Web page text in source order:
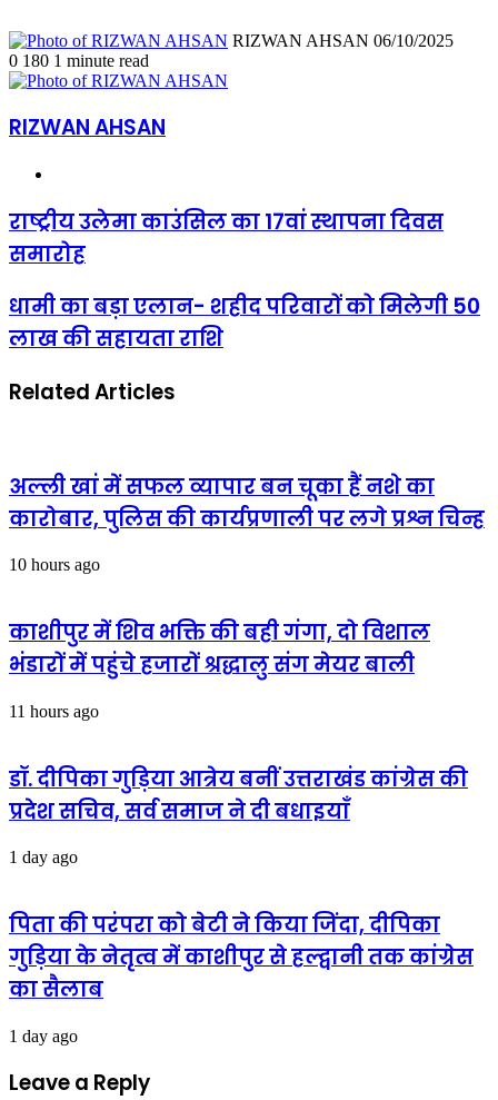
RIZWAN AHSAN Send
06/10/2025
0 180 1 minute read
RIZWAN AHSAN
राष्ट्रीय
उलेमा
काउंसिल
17वां
स्थापना
दिवस
समारोह
राष्ट्रीय उलेमा काउंसिल का 17वां स्थापना दिवस
समारोह
धामी
का
बड़ा
शहीद
परिवारों
लाख
की
सहायता
धामी का बड़ा एलान- शहीद परिवारों को मिलेगी 50
लाख की सहायता राशि
Related Articles
अल्ली खां में सफल व्यापार बन चूका हैं नशे का
कारोबार, पुलिस की कार्यप्रणाली पर लगे प्रश्न चिन्ह
10 hours ago
काशीपुर में शिव भक्ति की बही गंगा, दो विशाल
भंडारों में पहुंचे हजारों श्रद्धालु संग मेयर बाली
11 hours ago
डॉ. दीपिका गुड़िया आत्रेय बनीं उत्तराखंड कांग्रेस की
प्रदेश सचिव, सर्व समाज ने दी बधाइयाँ
1 day ago
पिता की परंपरा को बेटी ने किया जिंदा, दीपिका
गुड़िया के नेतृत्व में काशीपुर से हल्द्वानी तक कांग्रेस
का सैलाब
1 day ago
Leave a Reply